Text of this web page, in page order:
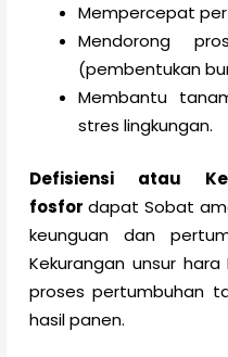
Mempercepat
Mendorong
(pembentukan
Membantu
stres lingkungan.
Defisiensi atau
fosfor dapat Sobat
keunguan dan
Kekurangan unsur
proses pertumbuhan
hasil panen.